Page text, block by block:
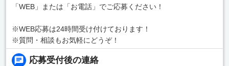
「WEB」または「お電話」でご応募ください！
※WEB応募は24時間受け付けております！
※質問・相談もお気軽にどうぞ！
応募受付後の連絡